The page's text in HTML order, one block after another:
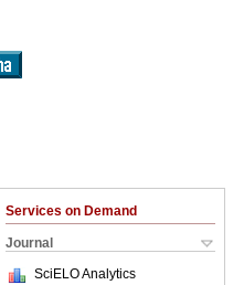
Services on Demand
Journal
SciELO Analytics